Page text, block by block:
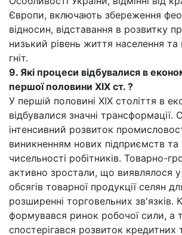
Європи, включають збереження
відносин, відставання в розвитку
низький рівень життя населення та
гніт.
9. Які процеси відбувалися в
першої половини XIX ст. ?
У першій половині XIX століття в
відбувалися значні трансформації.
інтенсивний розвиток
виникненням нових підприємств та
чисельності робітників. Товарно-
активно зростали, що виявлялося у
обсягів товарної продукції селян
розширенні торговельних зв'язків.
формувався ринок робочої сили, а
спостерігався розвиток кредитних